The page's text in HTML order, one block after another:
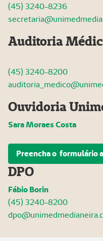
(45) 3240-8236
Auditoria
(45) 3240-8200
Ouvidoria
Sara Moraes Costa
Preencha o formulário
DPO
Fábio Borin
(45) 3240-8200